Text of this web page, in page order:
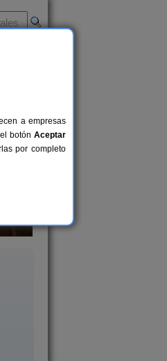
a empresas
botón Aceptar
por completo